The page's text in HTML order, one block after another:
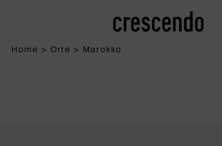
Home > Orte > Marokko